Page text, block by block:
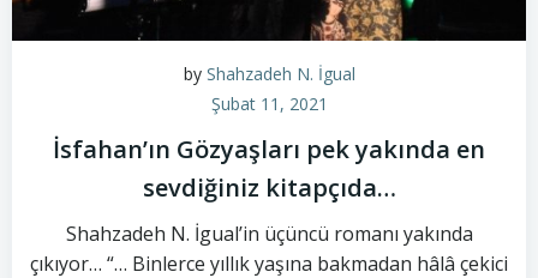
by Shahzadeh N. İgual
Şubat 11, 2021
İsfahan’ın Gözyaşları pek yakında en
sevdiğiniz kitapçıda…
Shahzadeh N. İgual’in üçüncü romanı yakında
çıkıyor… “… Binlerce yıllık yaşına bakmadan hâlâ çekici